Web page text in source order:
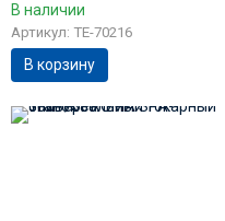
В наличии
Артикул: TE-70216
В корзину